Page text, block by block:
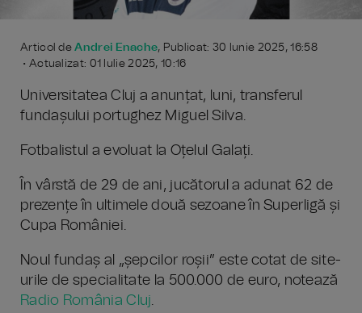
Articol deAndrei Enache, Publicat: 30 Iunie 2025, 16:58
• Actualizat: 01 Iulie 2025, 10:16
Universitatea Cluj a anunțat, luni, transferul
fundașului portughez Miguel Silva.
Fotbalistul a evoluat la Oțelul Galați.
În vârstă de 29 de ani, jucătorul a adunat 62 de
prezențe în ultimele două sezoane în Superligă și
Cupa României.
Noul fundaș al „șepcilor roșii” este cotat de site-
urile de specialitate la 500.000 de euro, notează
Radio România Cluj.